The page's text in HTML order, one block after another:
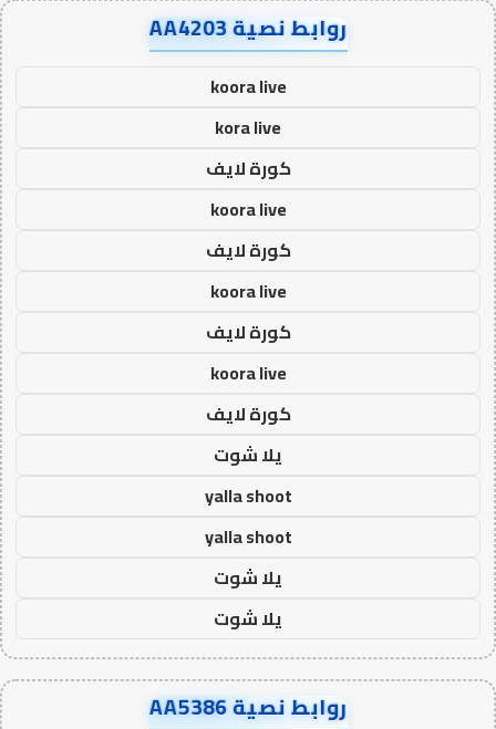
روابط نصية AA4203
koora live
kora live
كورة لايف
koora live
كورة لايف
koora live
كورة لايف
koora live
كورة لايف
يلا شوت
yalla shoot
yalla shoot
يلا شوت
يلا شوت
روابط نصية AA5386